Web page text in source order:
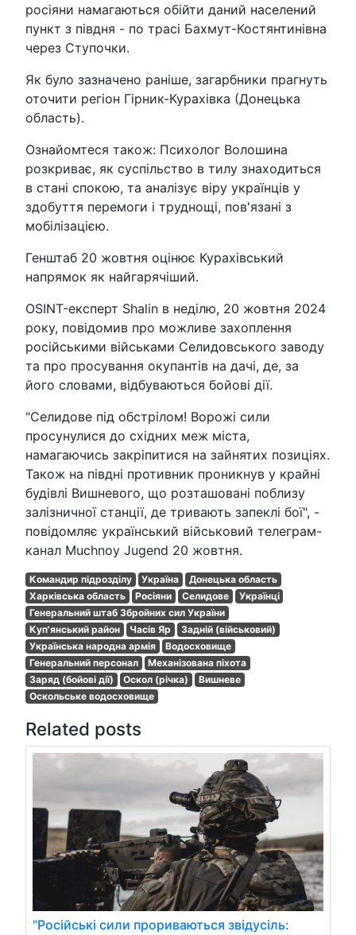
росіяни намагаються обійти даний населений
пункт з півдня - по трасі Бахмут-Костянтинівна
через Ступочки.
Як було зазначено раніше, загарбники прагнуть
оточити регіон Гірник-Курахівка (Донецька
область).
Ознайомтеся також: Психолог Волошина
розкриває, як суспільство в тилу знаходиться
в стані спокою, та аналізує віру українців у
здобуття перемоги і труднощі, пов'язані з
мобілізацією.
Генштаб 20 жовтня оцінює Курахівський
напрямок як найгарячіший.
OSINT-експерт Shalin в неділю, 20 жовтня 2024
року, повідомив про можливе захоплення
російськими військами Селидовського заводу
та про просування окупантів на дачі, де, за
його словами, відбуваються бойові дії.
"Селидове під обстрілом! Ворожі сили
просунулися до східних меж міста,
намагаючись закріпитися на зайнятих позиціях.
Також на півдні противник проникнув у крайні
будівлі Вишневого, що розташовані поблизу
залізничної станції, де тривають запеклі бої", -
повідомляє український військовий телеграм-
канал Muchnoy Jugend 20 жовтня.
Командир підрозділу Україна
Донецька область
Харківська область
Росіяни Селидове
Українці
Генеральний штаб Збройних сил України
Куп'янський район
Часів Яр
Задній (військовий)
Українська народна армія
Водосховище
Генеральний персонал
Механізована піхота
Заряд (бойові дії)
Оскол (річка)
Вишневе
Оскольське водосховище
Related posts
"Російські сили прориваються звідусіль: